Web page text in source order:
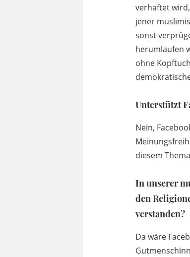
verhaftet
jener
sonst
herumlaufen
ohne
Unterstützt
Nein,
diesem
In unserer
den
verstanden?
Da wäre